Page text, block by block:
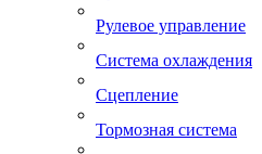
Рулевое управление
Система охлаждения
Сцепление
Тормозная система